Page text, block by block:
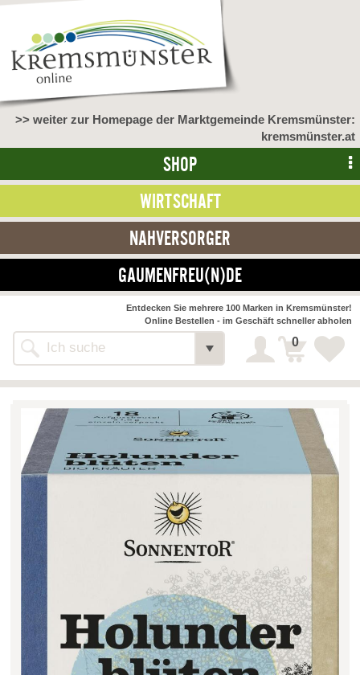
>> weiter zur Homepage der Marktgemeinde Kremsmünster:
kremsmünster.at
SHOP
WIRTSCHAFT
NAHVERSORGER
GAUMENFREU(N)DE
Alle Webseiten
Entdecken Sie mehrere 100 Marken in Kremsmünster!
Online Bestellen - im Geschäft schneller abholen
0
NAHVERSORGER
>> Bauernmarkt << Detail
Bäckerei-Konditorei-Café
Biohof Öllinger
Fleischerei Hüthmayr Detail
Kuglbauer - Familie Bischof
La Toscana Anita Wolf e.U. Detail
Detail
Detail
Weinkellerei Stift
Kremsmünster
Detail
Wildkraut Detail